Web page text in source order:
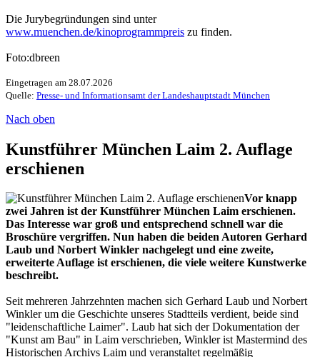
Die Jurybegründungen sind unter
www.muenchen.de/kinoprogrammpreis zu finden.
Foto:dbreen
Eingetragen am 28.07.2026
Quelle: Presse- und Informationsamt der Landeshauptstadt München
Nach oben
Kunstführer München Laim 2. Auflage
erschienen
Vor knapp
zwei Jahren ist der Kunstführer München Laim erschienen.
Das Interesse war groß und entsprechend schnell war die
Broschüre vergriffen. Nun haben die beiden Autoren Gerhard
Laub und Norbert Winkler nachgelegt und eine zweite,
erweiterte Auflage ist erschienen, die viele weitere Kunstwerke
beschreibt.
Seit mehreren Jahrzehnten machen sich Gerhard Laub und Norbert
Winkler um die Geschichte unseres Stadtteils verdient, beide sind
"leidenschaftliche Laimer". Laub hat sich der Dokumentation der
"Kunst am Bau" in Laim verschrieben, Winkler ist Mastermind des
Historischen Archivs Laim und veranstaltet regelmäßig